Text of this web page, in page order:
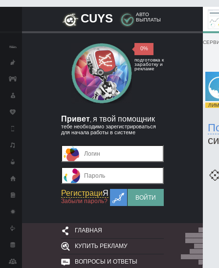
CUYS
АВТО
ВЫПЛАТЫ
0%
подготовка к
заработку и
рекламе
Привет я твой помощник
тебе необходимо зарегистрироваться
для начала работы в системе
РегистрациЯ
Забыли пароль?
ВОЙТИ
ГЛАВНАЯ
КУПИТЬ РЕКЛАМУ
ВОПРОСЫ И ОТВЕТЫ